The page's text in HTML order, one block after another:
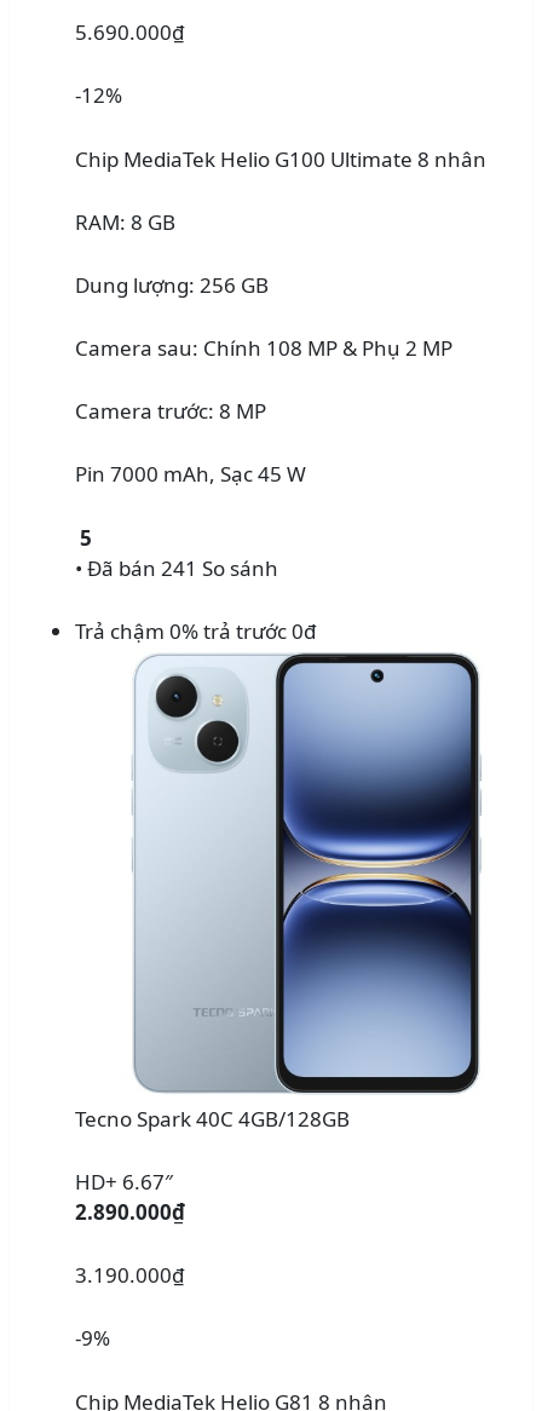
5.690.000₫
-12%
Chip MediaTek Helio G100 Ultimate 8 nhân
RAM: 8 GB
Dung lượng: 256 GB
Camera sau: Chính 108 MP & Phụ 2 MP
Camera trước: 8 MP
Pin 7000 mAh, Sạc 45 W
5
• Đã bán 241 So sánh
Trả chậm 0% trả trước 0đ
Tecno Spark 40C 4GB/128GB
HD+ 6.67″
2.890.000₫
3.190.000₫
-9%
Chip MediaTek Helio G81 8 nhân